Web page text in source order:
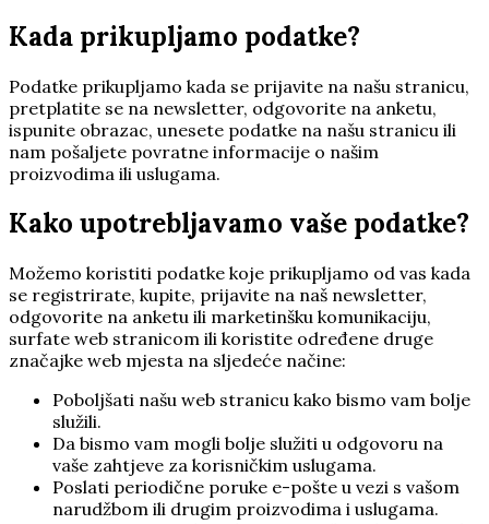
Kada prikupljamo podatke?
Podatke prikupljamo kada se prijavite na našu stranicu,
pretplatite se na newsletter, odgovorite na anketu,
ispunite obrazac, unesete podatke na našu stranicu ili
nam pošaljete povratne informacije o našim
proizvodima ili uslugama.
Kako upotrebljavamo vaše podatke?
Možemo koristiti podatke koje prikupljamo od vas kada
se registrirate, kupite, prijavite na naš newsletter,
odgovorite na anketu ili marketinšku komunikaciju,
surfate web stranicom ili koristite određene druge
značajke web mjesta na sljedeće načine:
Poboljšati našu web stranicu kako bismo vam bolje
služili.
Da bismo vam mogli bolje služiti u odgovoru na
vaše zahtjeve za korisničkim uslugama.
Poslati periodične poruke e-pošte u vezi s vašom
narudžbom ili drugim proizvodima i uslugama.